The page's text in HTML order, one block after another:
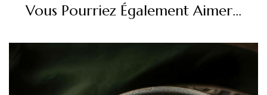
Vous Pourriez Également Aimer...